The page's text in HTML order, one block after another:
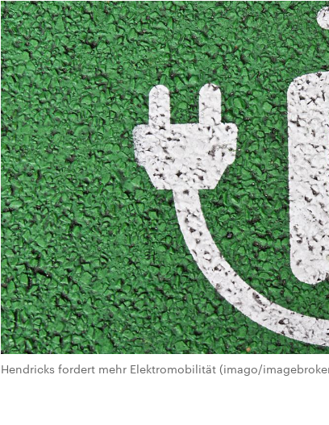
Hendricks fordert mehr Elektromobilität (imago/